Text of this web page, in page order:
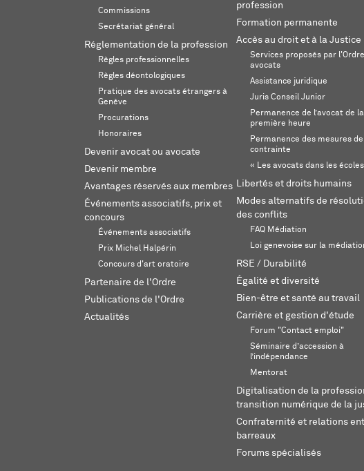
Commissions
Secrétariat général
Réglementation de la profession
Règles professionnelles
Règles déontologiques
Pratique des avocats étrangers à
Genève
Procurations
Honoraires
Devenir avocat ou avocate
Devenir membre
Avantages réservés aux membres
Événements associatifs, prix et
concours
Événements associatifs
Prix Michel Halpérin
Concours d'art oratoire
Partenaire de l'Ordre
Publications de l'Ordre
Actualités
profession
Formation permanente
Accès au droit et à la Justice
Services proposés par
avocats
Assistance juridique
Juris Conseil Junior
Permanence de l’avocat de la
première heure
Permanence des mesures de
contrainte
« Les avocats dans les
Libertés et droits humains
Modes alternatifs de
des conflits
FAQ Médiation
Loi genevoise sur la
RSE / Durabilité
Égalité et diversité
Bien-être et santé au travail
Carrière et gestion d'étude
Forum "Contact emploi"
Séminaire d’accession à
l’indépendance
Mentorat
Digitalisation de la
transition numérique de la
Confraternité et relations
barreaux
Forums spécialisés